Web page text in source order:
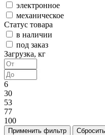
электронное
механическое
Статус товара
в наличии
под заказ
Загрузка, кг
6
30
53
77
100